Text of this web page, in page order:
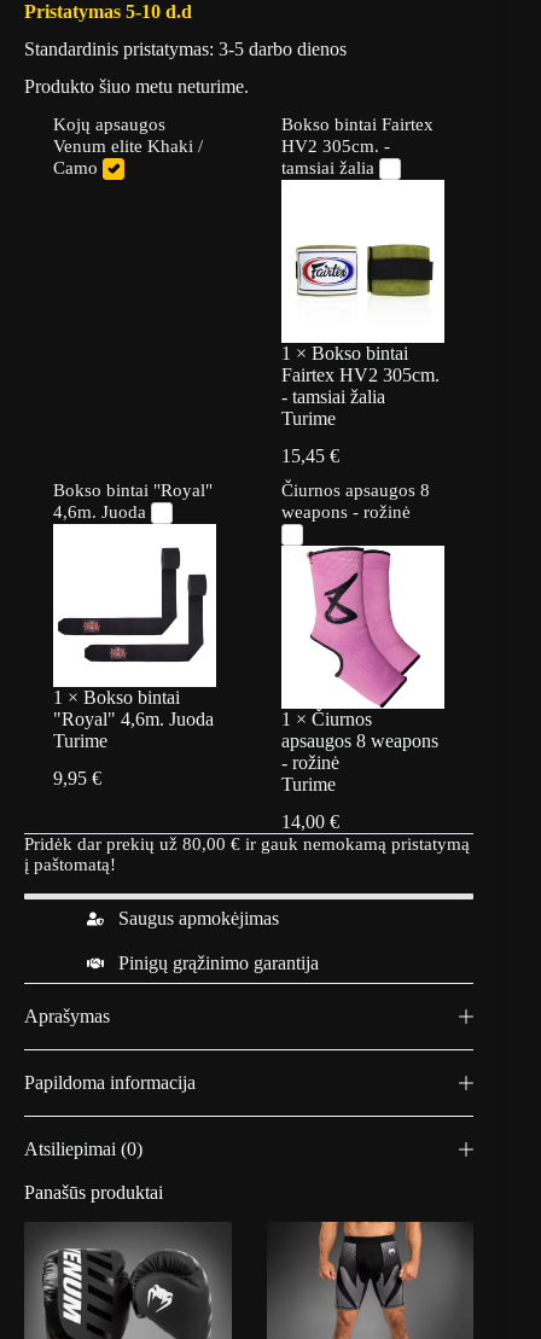
Pristatymas 5-10 d.d
Standardinis pristatymas: 3-5 darbo dienos
Produkto šiuo metu neturime.
Kojų apsaugos
Venum elite Khaki /
Camo
Bokso bintai Fairtex
HV2 305cm. -
tamsiai žalia
1 × Bokso bintai
Fairtex HV2 305cm.
- tamsiai žalia
Turime
15,45 €
Bokso bintai "Royal"
4,6m. Juoda
1 ×Bokso bintai
"Royal" 4,6m. Juoda
Turime
9,95€
Čiurnos apsaugos 8
weapons - rožinė
1 × Čiurnos
apsaugos 8 weapons
- rožinė
Turime
14,00 €
Pridėk dar prekių už 80,00 € ir gauk nemokamą pristatymą
į paštomatą!
Saugus apmokėjimas
Pinigų grąžinimo garantija
Aprašymas
Papildoma informacija
Atsiliepimai (0)
Panašūs produktai